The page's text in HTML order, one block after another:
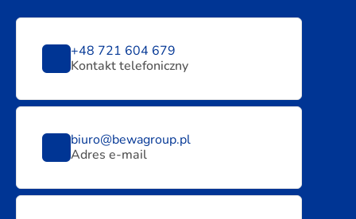
+48 721 604 679
Kontakt telefoniczny
biuro@bewagroup.pl
Adres e-mail